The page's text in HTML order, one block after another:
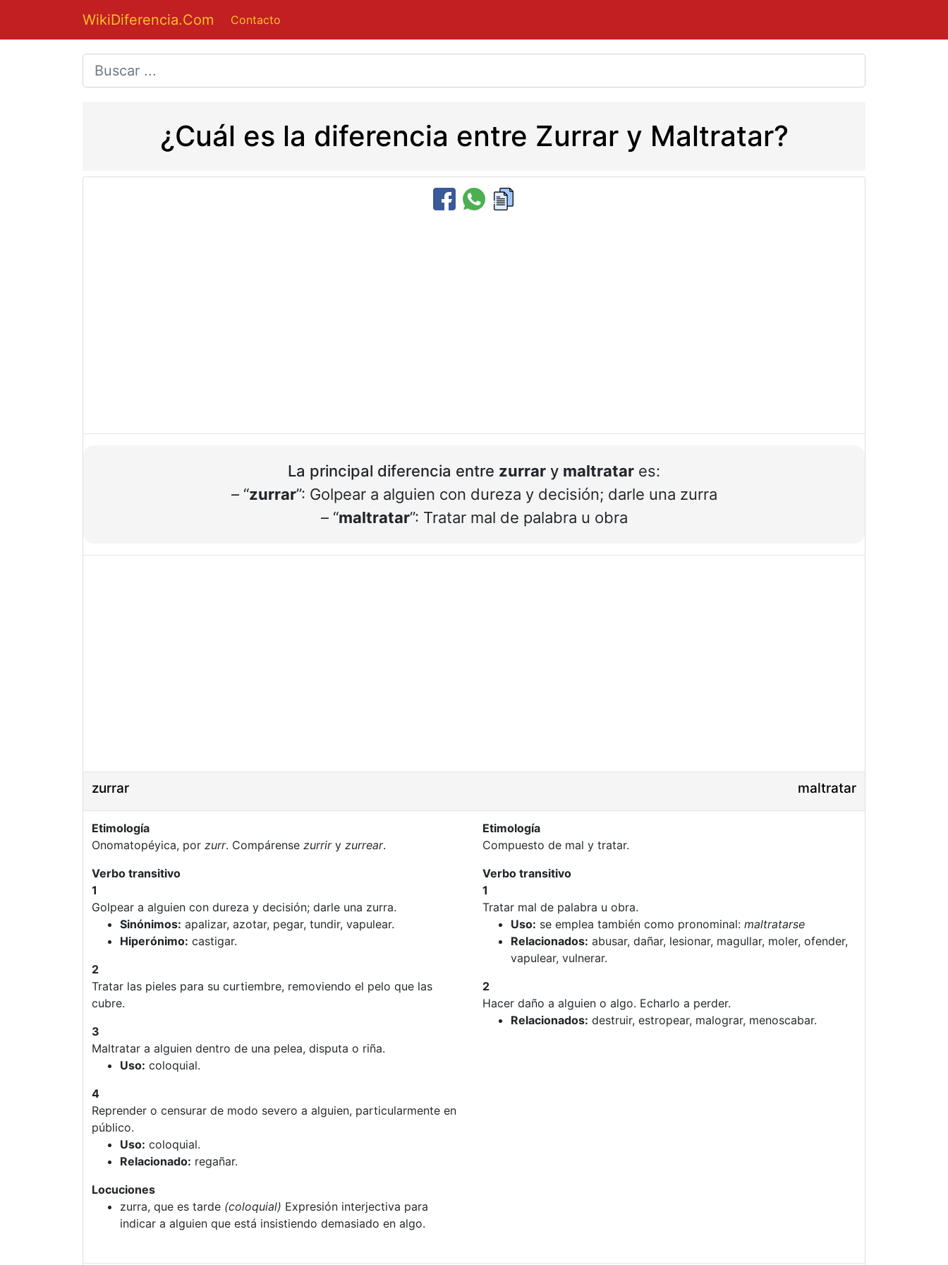
WikiDiferencia.Com Contacto
¿Cuál es la diferencia entre Zurrar y Maltratar?
La principal diferencia entre zurrar y maltratar es:
– “zurrar”: Golpear a alguien con dureza y decisión; darle una zurra
– “maltratar”: Tratar mal de palabra u obra
zurrar maltratar
Etimología
Onomatopéyica, por zurr. Compárense zurriry zurrear.
Verbo transitivo
1
Golpear a alguien con dureza y decisión; darle una zurra.
Sinónimos: apalizar, azotar, pegar, tundir, vapulear.
Hiperónimo: castigar.
2
Tratar las pieles para su curtiembre, removiendo el pelo que las
cubre.
3
Maltratar a alguien dentro de una pelea, disputa o riña.
Uso: coloquial.
4
Reprender o censurar de modo severo a alguien, particularmente en
público.
Uso: coloquial.
Relacionado: regañar.
Locuciones
zurra, que es tarde (coloquial) Expresión interjectiva para
indicar a alguien que está insistiendo demasiado en algo.
Etimología
Compuesto de mal y tratar.
Verbo transitivo
1
Tratar mal de palabra u obra.
Uso: se emplea también como pronominal: maltratarse
Relacionados: abusar, dañar, lesionar, magullar, moler, ofender,
vapulear, vulnerar.
2
Hacer daño a alguien o algo. Echarlo a perder.
Relacionados: destruir, estropear, malograr, menoscabar.